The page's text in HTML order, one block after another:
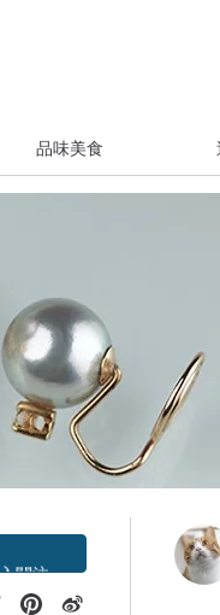
品味美食